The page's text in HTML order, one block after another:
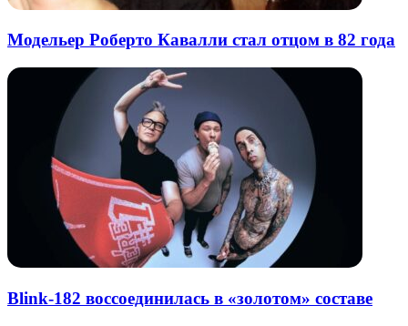
Модельер Роберто Кавалли стал отцом в 82 года
Blink-182 воссоединилась в «золотом» составе